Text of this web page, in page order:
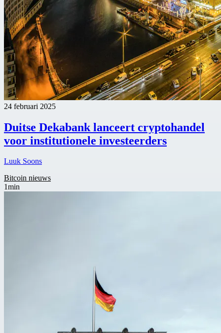
24 februari 2025
Duitse Dekabank lanceert cryptohandel
voor institutionele investeerders
Luuk Soons
Bitcoin nieuws
1min